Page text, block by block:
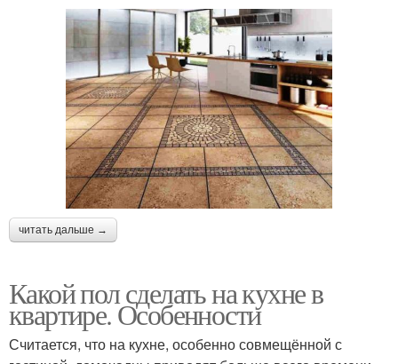
читать дальше →
Какой пол сделать на кухне в
квартире. Особенности
Считается, что на кухне, особенно совмещённой с